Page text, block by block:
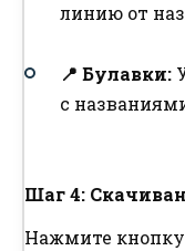
линию от
📍 Булавки:
с
Шаг 4:
Нажмите кнопку